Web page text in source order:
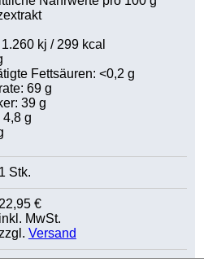
kj / 299 kcal
Fettsäuren: <0,2 g
69 g
39 g
g
1 Stk.
22,95 €
inkl. MwSt.
Versand